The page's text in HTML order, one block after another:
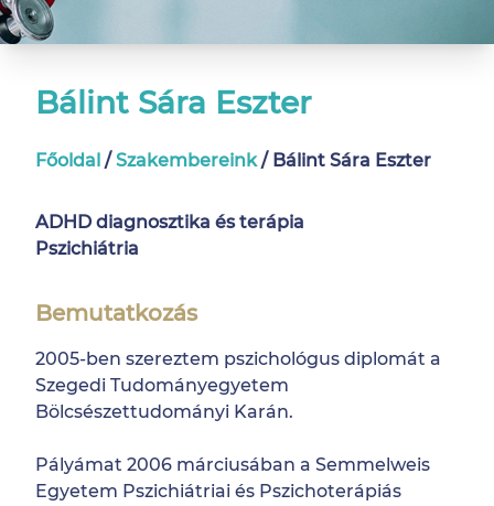
Bálint Sára Eszter
Főoldal / Szakembereink /Bálint Sára Eszter
ADHD diagnosztika és terápia
Pszichiátria
Bemutatkozás
2005-ben szereztem pszichológus diplomát a
Szegedi Tudományegyetem
Bölcsészettudományi Karán.
Pályámat 2006 márciusában a Semmelweis
Egyetem Pszichiátriai és Pszichoterápiás